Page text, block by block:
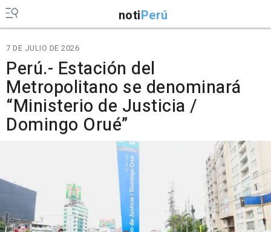
notiPerú
7 DE JULIO DE 2026
Perú.- Estación del
Metropolitano se denominará
“Ministerio de Justicia /
Domingo Orué”